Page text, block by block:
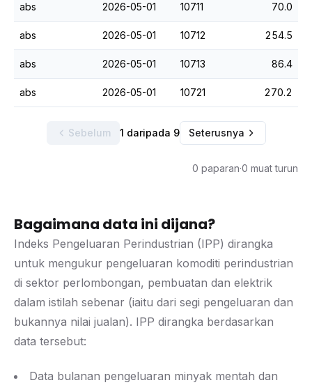
abs 2026-05-01 10711 70.0
abs 2026-05-01 10712 254.5
abs 2026-05-01 10713 86.4
abs 2026-05-01 10721 270.2
Sebelum 1 daripada 9 Seterusnya
0 paparan·0 muat turun
Bagaimana data ini dijana?
Indeks Pengeluaran Perindustrian (IPP) dirangka
untuk mengukur pengeluaran komoditi perindustrian
di sektor perlombongan, pembuatan dan elektrik
dalam istilah sebenar (iaitu dari segi pengeluaran dan
bukannya nilai jualan). IPP dirangka berdasarkan
data tersebut:
Data bulanan pengeluaran minyak mentah dan